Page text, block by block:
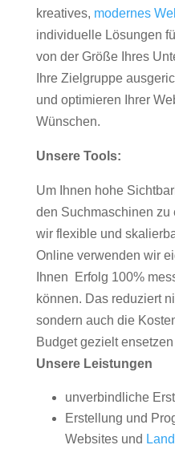
kreatives, modernes
individuelle Lösungen
von der Größe Ihres
Ihre Zielgruppe
und optimieren Ihrer
Wünschen.
Unsere Tools:
Um Ihnen hohe
den Suchmaschinen zu
wir flexible und
Online verwenden wir
Ihnen Erfolg 100%
können. Das reduziert
sondern auch die
Budget gezielt
Unsere Leistungen
unverbindliche
Erstellung und
Websites und